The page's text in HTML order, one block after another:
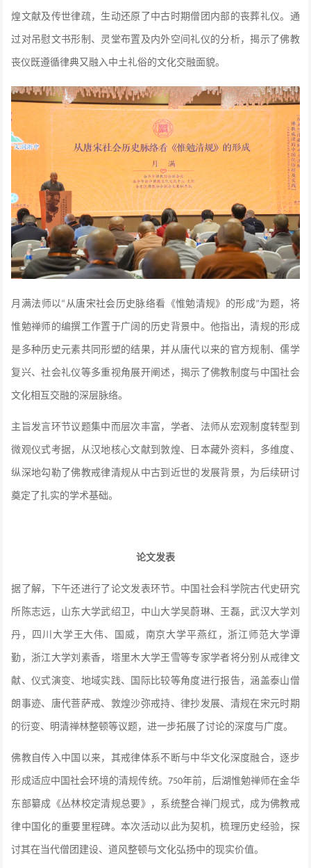
煌文献及传世律疏，生动还原了中古时期僧团内部的丧葬礼仪。通
过对吊慰文书形制、灵堂布置及内外空间礼仪的分析，揭示了佛教
丧仪既遵循律典又融入中土礼俗的文化交融面貌。
月满法师以 “ 从唐宋社会历史脉络看《惟勉清规》的形成”为题，将
惟勉禅师的编撰工作置于广阔的历史背景中。他指出，清规的形成
是多种历史元素共同形塑的结果，并从唐代以来的官方规制、儒学
复兴、社会礼仪等多重视角展开阐述，揭示了佛教制度与中国社会
文化相互交融的深层脉络。
主旨发言环节议题集中而层次丰富，学者、法师从宏观制度转型到
微观仪式考据，从汉地核心文献到敦煌、日本藏外资料，多维度、
纵深地勾勒了佛教戒律清规从中古到近世的发展背景，为后续研讨
奠定了扎实的学术基础。
论文发表
据了解，下午还进行了论文发表环节。中国社会科学院古代史研究
所陈志远 ， 山东大学武绍卫 ， 中山大学吴蔚琳、王磊，武汉大学刘
丹 ， 四川大学王大伟、 国威 ， 南京大学平燕红 ， 浙江师范大学谭
勤 ， 浙江大学刘素香， 塔里木大学王雪等专家学者将分别从戒律文
献、仪式演变、地域实践、国际比较等角度进行报告，涵盖泰山僧
朗事迹、唐代菩萨戒、敦煌沙弥戒持、律抄发展、清规在宋元时期
的衍变、明清禅林整顿等议题，进一步拓展了讨论的深度与广度。
佛教自传入中国以来，其戒律体系不断与中华文化深度融合，逐步
形成适应中国社会环境的清规传统。 750年前，后湖惟勉禅师在金华
东部纂成《丛林校定清规总要》，系统整合禅门规式，成为佛教戒
律中国化的重要里程碑。本次活动以此为契机，梳理历史经验，探
讨其在当代僧团建设、道风整顿与文化弘扬中的现实价值。